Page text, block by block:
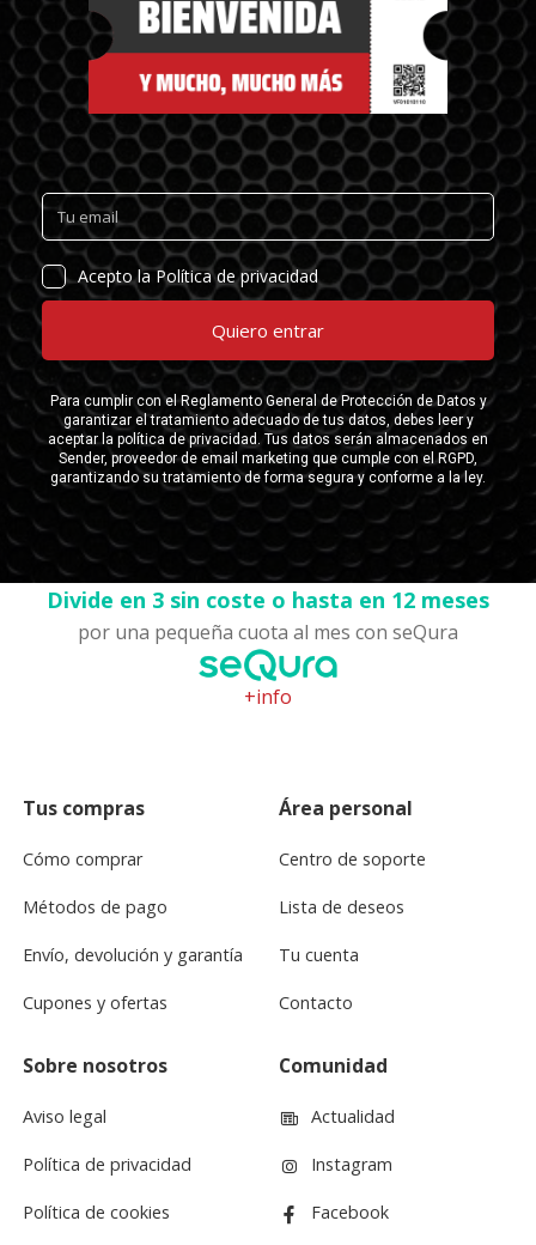
Divide en 3 sin coste o hasta en 12 meses
por una pequeña cuota al mes con seQura
+info
Tus compras
Cómo comprar
Métodos de pago
Envío, devolución y garantía
Cupones y ofertas
Área personal
Centro de soporte
Lista de deseos
Tu cuenta
Contacto
Sobre nosotros
Aviso legal
Política de privacidad
Política de cookies
Comunidad
Actualidad
Instagram
Facebook